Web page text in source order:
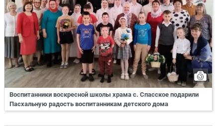
Воспитанники воскресной школы храма с. Спасское подарили
Пасхальную радость воспитанникам детского дома